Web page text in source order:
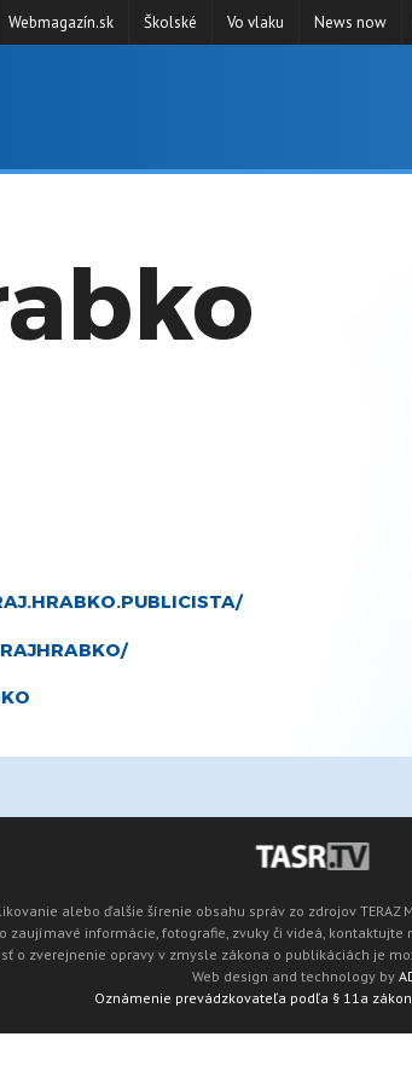
Webmagazín.sk Školské Vo vlaku News now
alebo ďalšie šírenie obsahu správ zo zdrojov TERAZ
zaujímavé informácie, fotografie, zvuky či videá, kontaktujte
o zverejnenie opravy v zmysle zákona o publikáciách je
Web design and technology by
Oznámenie prevádzkovateľa podľa § 11a